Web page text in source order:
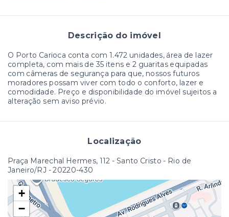
Descrição do imóvel
O Porto Carioca conta com 1.472 unidades, área de lazer
completa, com mais de 35 itens e 2 guaritas equipadas
com câmeras de segurança para que, nossos futuros
moradores possam viver com todo o conforto, lazer e
comodidade. Preço e disponibilidade do imóvel sujeitos a
alteração sem aviso prévio.
Localização
Praça Marechal Hermes, 112 - Santo Cristo - Rio de
Janeiro/RJ - 20220-430
+
−